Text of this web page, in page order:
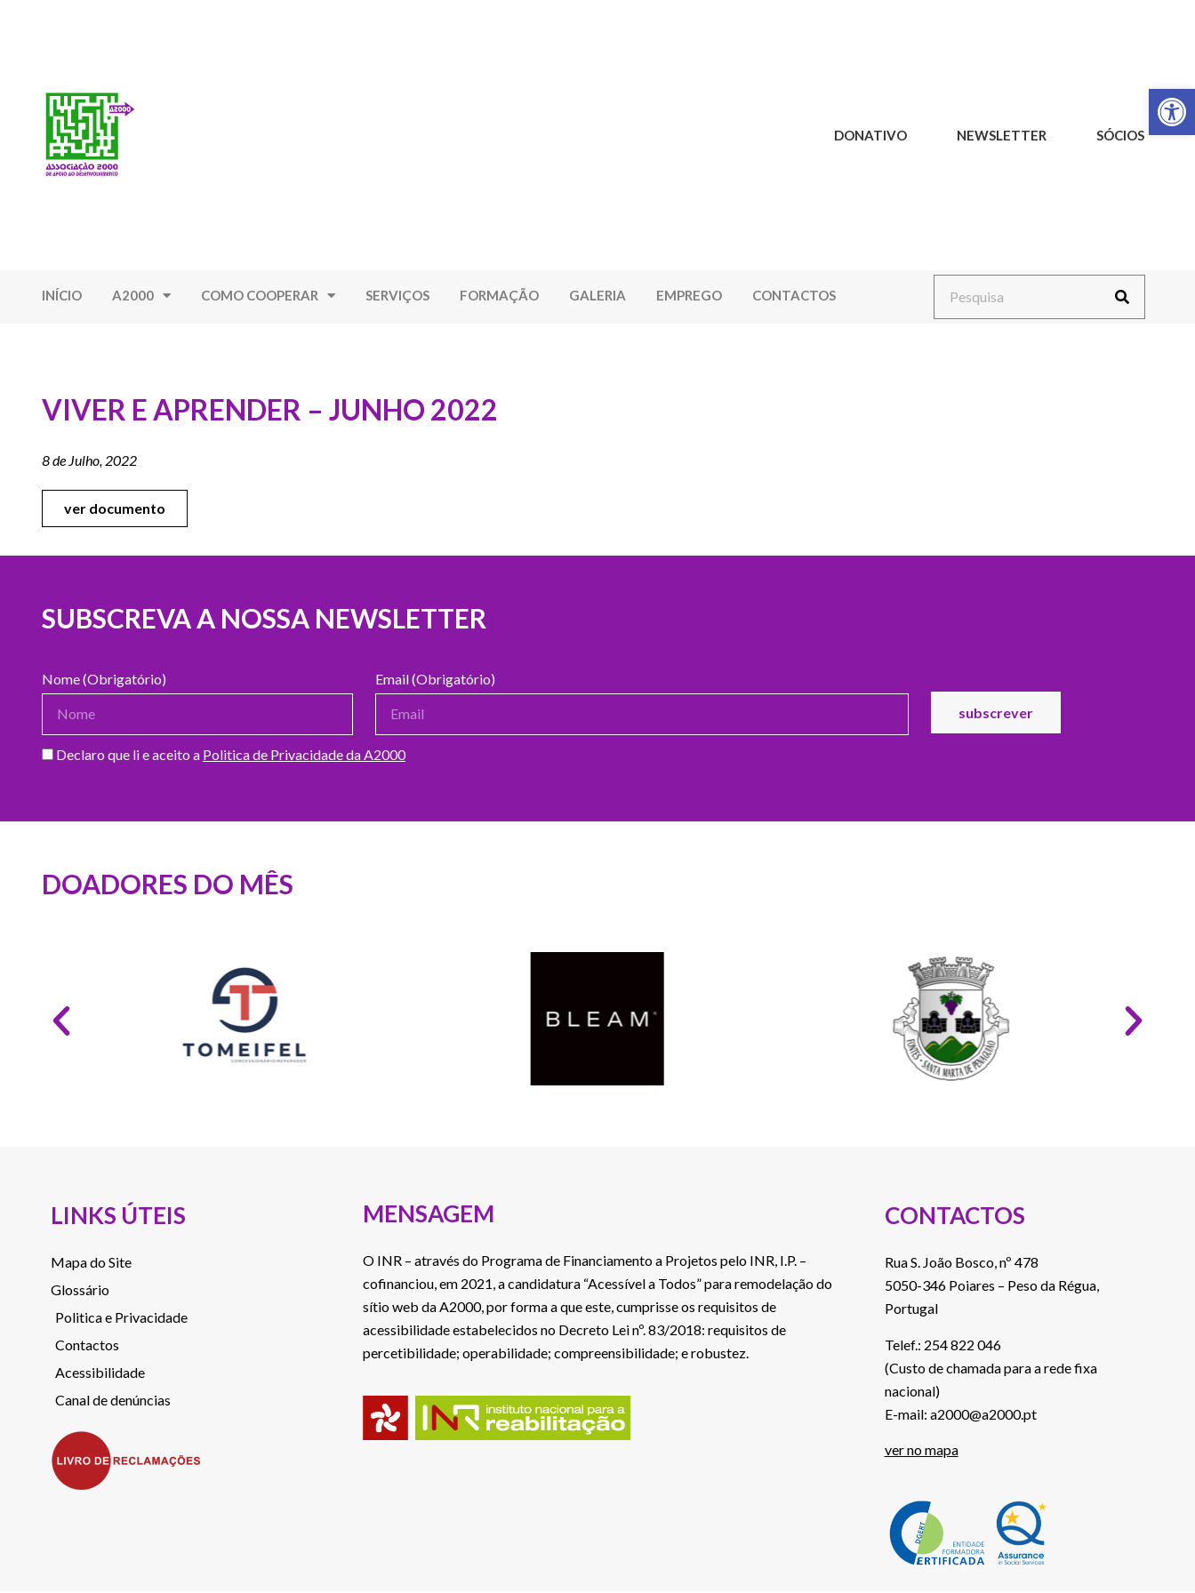
DONATIVO NEWSLETTER SÓCIOS
INÍCIO A2000 COMO COOPERAR SERVIÇOS FORMAÇÃO GALERIA EMPREGO CONTACTOS
VIVER E APRENDER – JUNHO 2022
8 de Julho, 2022
ver documento
SUBSCREVA A NOSSA NEWSLETTER
Nome (Obrigatório) Email (Obrigatório)
Declaro que li e aceito a Politica de Privacidade da A2000
DOADORES DO MÊS
LINKS ÚTEIS
Mapa do Site
Glossário
Politica e Privacidade
Contactos
Acessibilidade
Canal de denúncias
MENSAGEM
O INR – através do Programa de Financiamento a Projetos pelo INR, I.P. –
cofinanciou, em 2021, a candidatura “Acessível a Todos” para remodelação do
sítio web da A2000, por forma a que este, cumprisse os requisitos de
acessibilidade estabelecidos no Decreto Lei nº. 83/2018: requisitos de
percetibilidade; operabilidade; compreensibilidade; e robustez.
CONTACTOS
Rua S. João Bosco, nº 478
5050-346 Poiares – Peso da Régua,
Portugal
Telef.: 254 822 046
(Custo de chamada para a rede fixa
nacional)
E-mail: a2000@a2000.pt
ver no mapa